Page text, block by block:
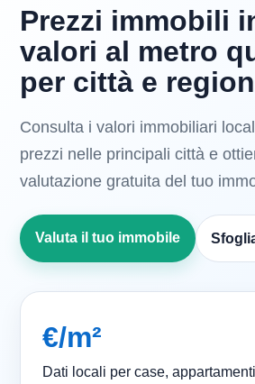
Prezzi immobili
valori al metro
per città e
Consulta i valori immobiliari
prezzi nelle principali città e
valutazione gratuita del tuo
Valuta il tuo immobile
€/m²
Dati locali per case,